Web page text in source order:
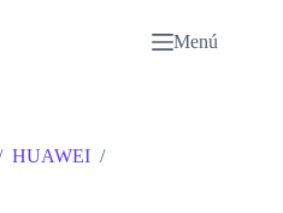
Menú
HUAWEI /